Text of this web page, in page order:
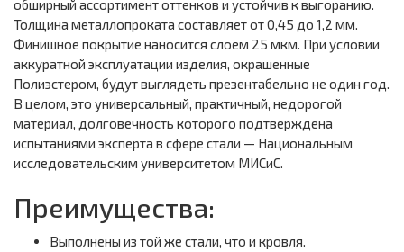
обширный ассортимент оттенков и устойчив к выгоранию.
Толщина металлопроката составляет от 0,45 до 1,2 мм.
Финишное покрытие наносится слоем 25 мкм. При условии
аккуратной эксплуатации изделия, окрашенные
Полиэстером, будут выглядеть презентабельно не один год.
В целом, это универсальный, практичный, недорогой
материал, долговечность которого подтверждена
испытаниями эксперта в сфере стали — Национальным
исследовательским университетом МИСиС.
Преимущества:
Выполнены из той же стали, что и кровля.